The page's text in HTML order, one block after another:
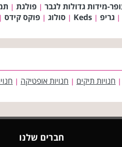
מידות גדולות לגבר | פולגת |
| גריפ |
Keds
| סולוג | פוקס קידס |
| חנויות תיקים | חנויות אופטיקה |
חברים שלנו